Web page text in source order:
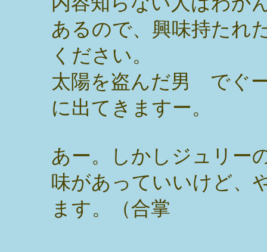
あるので、興味持たれ
ください。
太陽を盗んだ男 でぐ
に出てきますー。
あー。しかしジュリー
味があっていいけど、
ます。（合掌